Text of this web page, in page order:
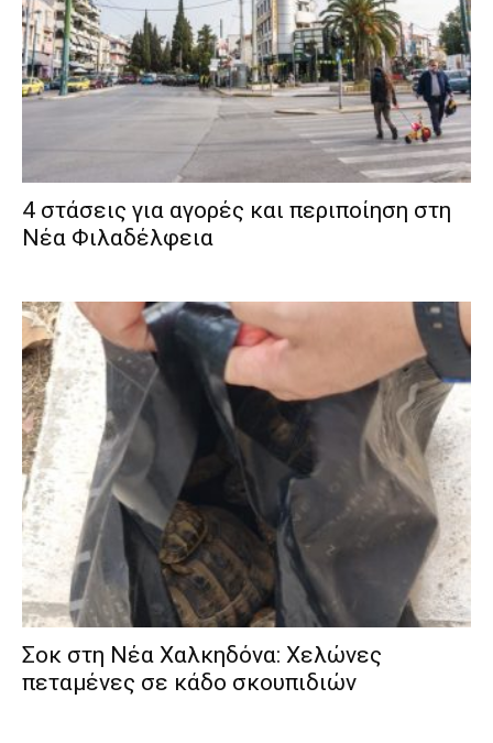
4 στάσεις για αγορές και περιποίηση στη
Νέα Φιλαδέλφεια
Σοκ στη Νέα Χαλκηδόνα: Χελώνες
πεταμένες σε κάδο σκουπιδιών